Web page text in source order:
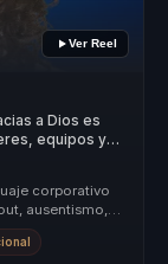
Ver Reel
a Dios es
equipos y
corporativo
ausentismo,